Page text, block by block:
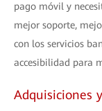
pago móvil y
mejor soporte,
con los servicios
accesibilidad para
Adquisiciones